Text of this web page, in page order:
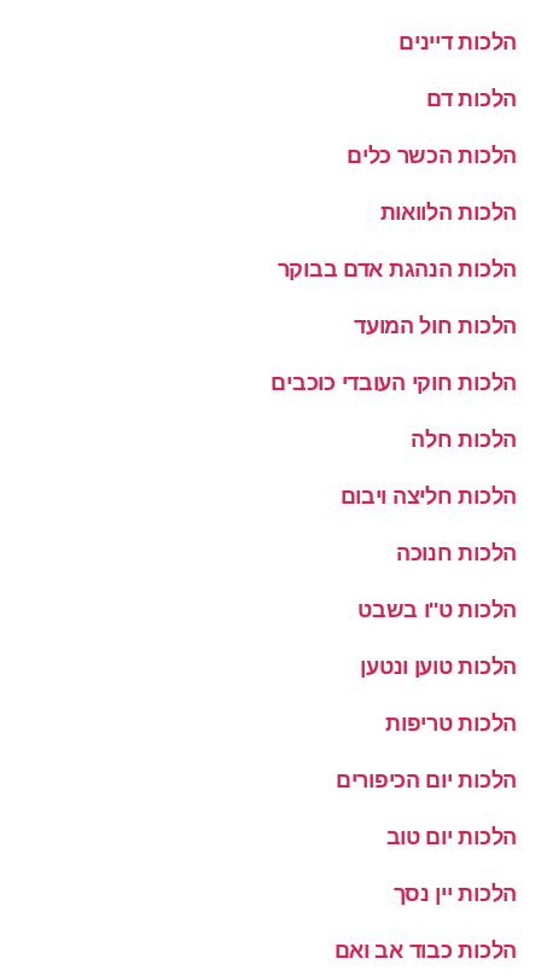
הלכות דיינים
הלכות דם
הלכות הכשר כלים
הלכות הלוואות
הלכות הנהגת אדם בבוקר
הלכות חול המועד
הלכות חוקי העובדי כוכבים
הלכות חלה
הלכות חליצה ויבום
הלכות חנוכה
הלכות ט''ו בשבט
הלכות טוען ונטען
הלכות טריפות
הלכות יום הכיפורים
הלכות יום טוב
הלכות יין נסך
הלכות כבוד אב ואם